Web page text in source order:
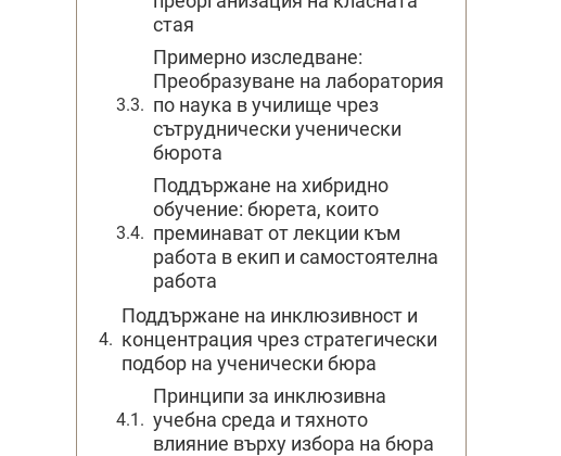
стая
Примерно изследване:
Преобразуване на лаборатория
по наука в училище чрез
сътруднически ученически
бюрота
Поддържане на хибридно
обучение: бюрета, които
преминават от лекции към
работа в екип и самостоятелна
работа
Поддържане на инклюзивност и
концентрация чрез стратегически
подбор на ученически бюра
Принципи за инклюзивна
учебна среда и тяхното
влияние върху избора на бюра